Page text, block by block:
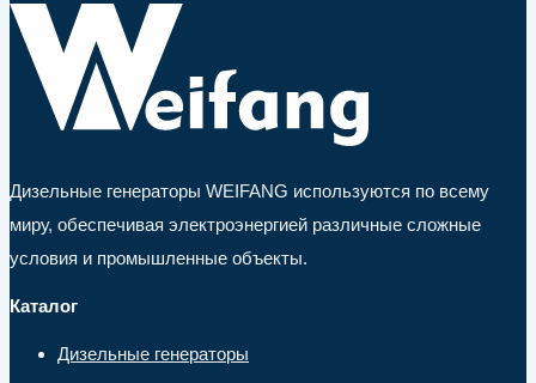
Дизельные генераторы WEIFANG используются по всему
миру, обеспечивая электроэнергией различные сложные
условия и промышленные объекты.
Каталог
Дизельные генераторы